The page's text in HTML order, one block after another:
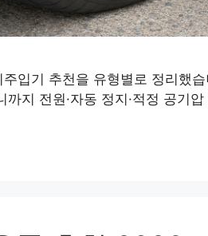
입기 추천을 유형별로 정리했
까지 전원·자동 정지·적정 공기